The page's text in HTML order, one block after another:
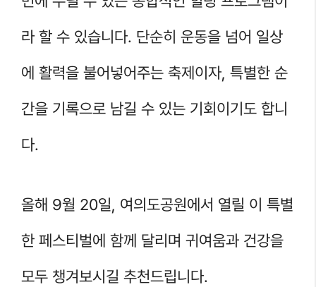
라 할 수 있습니다. 단순히 운동을 넘어 일상
에 활력을 불어넣어주는 축제이자, 특별한 순
간을 기록으로 남길 수 있는 기회이기도 합니
다.
올해 9월 20일, 여의도공원에서 열릴 이 특별
한 페스티벌에 함께 달리며 귀여움과 건강을
모두 챙겨보시길 추천드립니다.